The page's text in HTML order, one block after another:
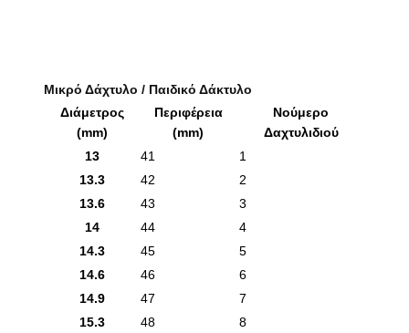
Μικρό Δάχτυλο / Παιδικό Δάκτυλο
Διάμετρος
(mm)
Περιφέρεια
(mm)
Νούμερο
Δαχτυλιδιού
13
41
1
13.3
42
2
13.6
43
3
14
44
4
14.3
45
5
14.6
46
6
14.9
47
7
15.3
48 8